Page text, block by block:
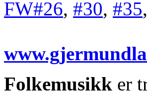
FW#26, #30, #35,
Folkemusikk er